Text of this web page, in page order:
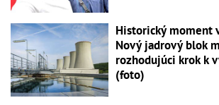
Historický moment
Nový jadrový blok
rozhodujúci krok k
(foto)